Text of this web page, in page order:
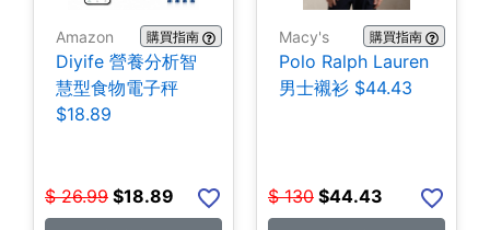
Amazon 購買指南
Diyife 營養分析智
慧型食物電子秤
$18.89
$ 26.99 $18.89
Macy's 購買指南
Polo Ralph Lauren
男士襯衫 $44.43
$ 130 $44.43